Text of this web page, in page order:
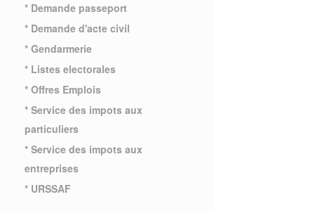
* Demande passeport
* Demande d'acte civil
* Gendarmerie
* Listes electorales
* Offres Emplois
* Service des impots aux
particuliers
* Service des impots aux
entreprises
* URSSAF